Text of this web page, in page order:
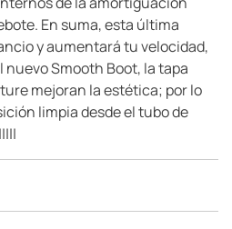
En suma, esta última
y aumentará tu velocidad,
Smooth Boot, la tapa
mejoran la estética; por lo
limpia desde el tubo de